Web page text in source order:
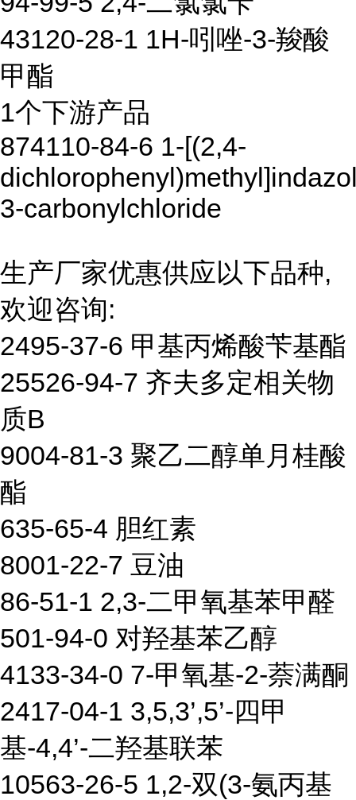
43120-28-1 1H-吲唑-3-羧酸
甲酯
1个下游产品
874110-84-6 1-[(2,4-
3-carbonylchloride
生产厂家优惠供应以下品种,
欢迎咨询:
2495-37-6 甲基丙烯酸苄基酯
25526-94-7 齐夫多定相关物
质B
9004-81-3 聚乙二醇单月桂酸
酯
635-65-4 胆红素
8001-22-7 豆油
86-51-1 2,3-二甲氧基苯甲醛
501-94-0 对羟基苯乙醇
4133-34-0 7-甲氧基-2-萘满酮
2417-04-1 3,5,3’,5’-四甲
基-4,4’-二羟基联苯
10563-26-5 1,2-双(3-氨丙基